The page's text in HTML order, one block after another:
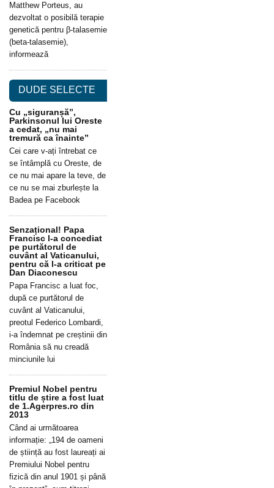
Matthew Porteus, au
dezvoltat o posibilă terapie
genetică pentru β-talasemie
(beta-talasemie),
informează
DUDE SELECTE
Cu „siguranșă”,
Parkinsonul lui Oreste
a cedat, „nu mai
tremură ca înainte”
Cei care v-ați întrebat ce
se întâmplă cu Oreste, de
ce nu mai apare la teve, de
ce nu se mai zburlește la
Badea pe Facebook
Senzațional! Papa
Francisc l-a concediat
pe purtătorul de
cuvânt al Vaticanului,
pentru că l-a criticat pe
Dan Diaconescu
Papa Francisc a luat foc,
după ce purtătorul de
cuvânt al Vaticanului,
preotul Federico Lombardi,
i-a îndemnat pe creștinii din
România să nu creadă
minciunile lui
Premiul Nobel pentru
titlu de știre a fost luat
de 1.Agerpres.ro din
2013
Când ai următoarea
informație: „194 de oameni
de știință au fost laureați ai
Premiului Nobel pentru
fizică din anul 1901 și până